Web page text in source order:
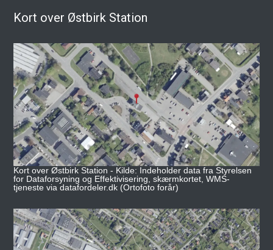
Kort over Østbirk Station
Kort over Østbirk Station - Kilde: Indeholder data fra Styrelsen
for Dataforsyning og Effektivisering, skærmkortet, WMS-
tjeneste via datafordeler.dk (Ortofoto forår)